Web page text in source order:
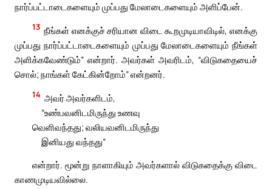
நார்ப்பட்டாடைகளையும் முப்பது மேலாடைகளையும் அளிப்பேன்.
13 நீங்கள் எனக்குச் சரியான விடை கூறமுடியாவிடில், எனக்கு
முப்பது நார்ப்பட்டாடைகளையும் முப்பது மேலாடைகளையும் நீங்கள்
அளிக்கவேண்டும்” என்றார். அவர்கள் அவரிடம், “விடுகதையைச்
சொல்; நாங்கள் கேட்கின்றோம்” என்றனர்.
14 அவர் அவர்களிடம்,
“உண்பவனிடமிருந்து உணவு
வெளிவந்தது; வலியவனிடமிருந்து
இனியது வந்தது”
என்றார். மூன்று நாளாகியும் அவர்களால் விடுகதைக்கு விடை
காணமுடியவில்லை.